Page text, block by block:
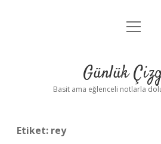
Anasayfa
Yasal Uyarı
menüyü
Günlük
Basit ama eğlenceli notlarla
Etiket: rey